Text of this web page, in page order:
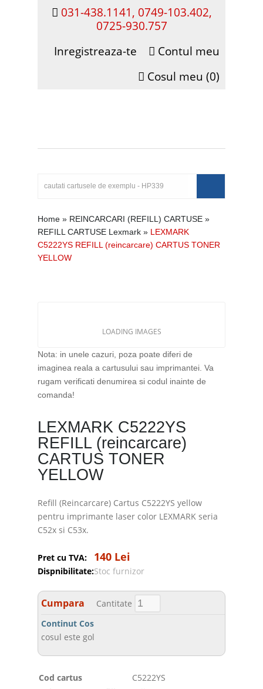
031-438.1141, 0749-103.402,
0725-930.757
Contul meu
Inregistreaza-te
Cosul meu (0)
Home » REINCARCARI (REFILL) CARTUSE »
REFILL CARTUSE Lexmark » LEXMARK
C5222YS REFILL (reincarcare) CARTUS TONER
YELLOW
LOADING IMAGES
Nota: in unele cazuri, poza poate diferi de
imaginea reala a cartusului sau imprimantei. Va
rugam verificati denumirea si codul inainte de
comanda!
LEXMARK C5222YS
REFILL (reincarcare)
CARTUS TONER
YELLOW
Refill (Reincarcare) Cartus C5222YS yellow
pentru imprimante laser color LEXMARK seria
C52x si C53x.
Pret cu TVA: 140 Lei
Dispnibilitate:Stoc furnizor
Cumpara
Cantitate
Continut Cos
cosul este gol
Cod cartus
C5222YS